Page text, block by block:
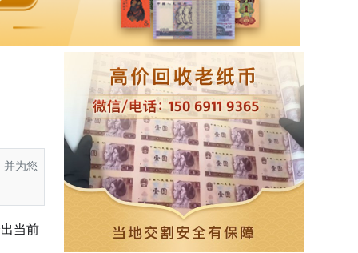
并为您
当前